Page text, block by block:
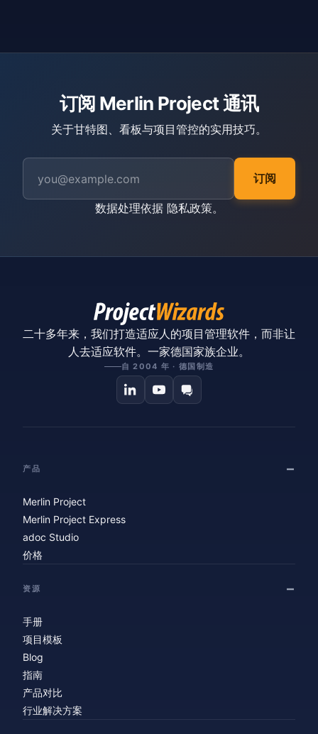
订阅 Merlin Project 通讯
关于甘特图、看板与项目管控的实用技巧。
订阅
数据处理依据 隐私政策。
二十多年来，我们打造适应人的项目管理软件，而非让
人去适应软件。一家德国家族企业。
自 2004 年 · 德国制造
产品
Merlin Project
Merlin Project Express
adoc Studio
价格
资源
手册
项目模板
Blog
指南
产品对比
行业解决方案